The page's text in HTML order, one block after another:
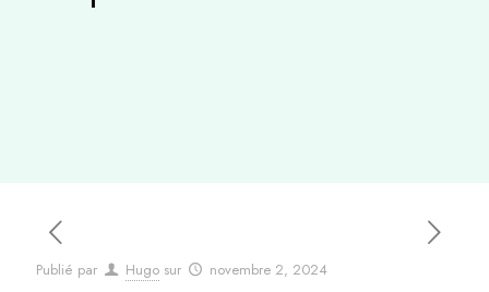
Publié par Hugo sur novembre 2, 2024